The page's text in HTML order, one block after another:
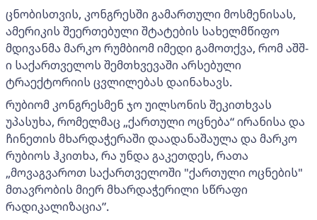
ცნობისთვის, კონგრესში გამართული მოსმენისას,
ამერიკის შეერთებული შტატების სახელმწიფო
მდივანმა მარკო რუმბიომ იმედი გამოთქვა, რომ აშშ-
ი საქართველოს შემთხვევაში არსებული
ტრაექტორიის ცვლილებას დაინახავს.
რუბიომ კონგრესმენ ჯო უილსონის შეკითხვას
უპასუხა, რომელმაც „ქართული ოცნება“ ირანისა და
ჩინეთის მხარდაჭერაში დაადანაშაულა და მარკო
რუბიოს ჰკითხა, რა უნდა გაკეთდეს, რათა
„მოვაგვაროთ საქართველოში "ქართული ოცნების"
მთავრობის მიერ მხარდაჭერილი სწრაფი
რადიკალიზაცია”.